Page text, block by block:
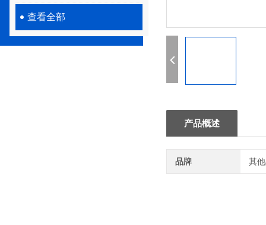
查看全部
产品概述
品牌 其